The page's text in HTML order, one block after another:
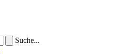
Suche...